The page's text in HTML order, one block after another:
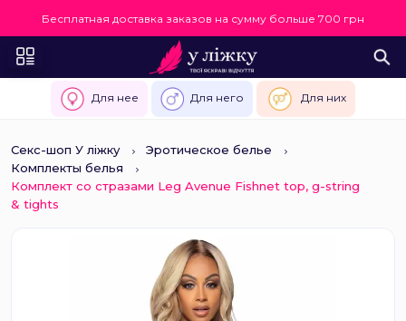
Бесплатная доставка заказов на сумму больше 700 грн
Для нее Для него Для них
Секс-шоп У ліжку
Эротическое белье
Комплекты белья
Комплект со стразами Leg Avenue Fishnet top, g-string
& tights